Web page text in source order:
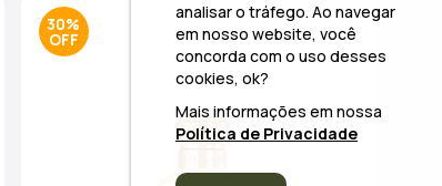
30%
analisar o tráfego. Ao navegar
em nosso website, você
concorda com o uso desses
cookies, ok?
Mais informações em nossa
Política de Privacidade